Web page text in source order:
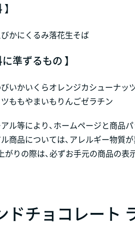
かにくるみ落花生そば
準ずるもの 】
いかいくらオレンジカシューナッ
ももやまいも りんごゼラチン
ル等により、ホームページと商品
商品については、アレルギー物質
がりの際は、必ずお手元の商品の表
ドチョコレート